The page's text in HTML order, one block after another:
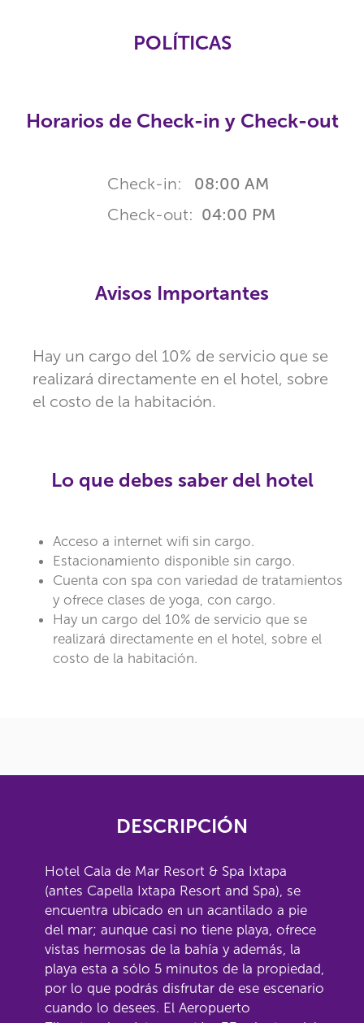
POLÍTICAS
Horarios de Check-in y Check-out
Check-in: 08:00 AM
Check-out: 04:00 PM
Avisos Importantes
Hay un cargo del 10% de servicio que se
realizará directamente en el hotel, sobre
el costo de la habitación.
Lo que debes saber del hotel
Acceso a internet wifi sin cargo.
Estacionamiento disponible sin cargo.
Cuenta con spa con variedad de tratamientos
y ofrece clases de yoga, con cargo.
Hay un cargo del 10% de servicio que se
realizará directamente en el hotel, sobre el
costo de la habitación.
DESCRIPCIÓN
Hotel Cala de Mar Resort & Spa Ixtapa
(antes Capella Ixtapa Resort and Spa), se
encuentra ubicado en un acantilado a pie
del mar; aunque casi no tiene playa, ofrece
vistas hermosas de la bahía y además, la
playa esta a sólo 5 minutos de la propiedad,
por lo que podrás disfrutar de ese escenario
cuando lo desees. El Aeropuerto